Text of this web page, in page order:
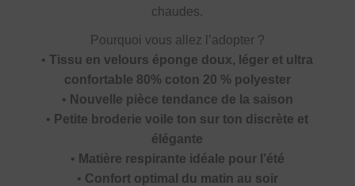
chaudes.
Pourquoi vous allez l’adopter ?
•Tissu en velours éponge doux, léger et ultra
confortable 80% coton 20 % polyester
• Nouvelle pièce tendance de la saison
• Petite broderie voile ton sur ton discrète et
élégante
• Matière respirante idéale pour l’été
• Confort optimal du matin au soir